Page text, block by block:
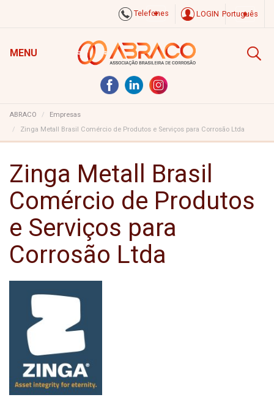
Telefones LOGIN Português
MENU
ABRACO
Empresas
Zinga Metall Brasil Comércio de Produtos e Serviços para Corrosão Ltda
Zinga Metall Brasil
Comércio de Produtos
e Serviços para
Corrosão Ltda